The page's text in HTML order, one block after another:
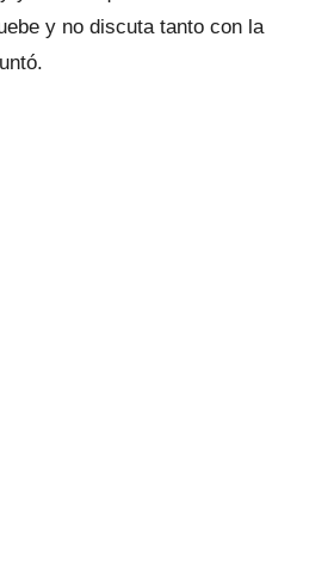
y no discuta tanto con la